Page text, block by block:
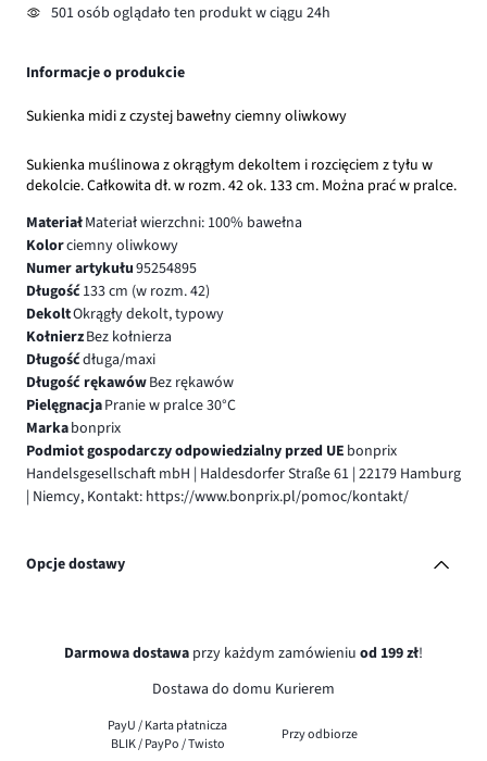
501 osób oglądało ten produkt w ciągu 24h
Informacje o produkcie
Sukienka midi z czystej bawełny ciemny oliwkowy
Sukienka muślinowa z okrągłym dekoltem i rozcięciem z tyłu w
dekolcie. Całkowita dł. w rozm. 42 ok. 133 cm. Można prać w pralce.
MateriałMateriał wierzchni: 100% bawełna
Kolorciemny oliwkowy
Numer artykułu95254895
Długość133 cm (w rozm. 42)
DekoltOkrągły dekolt, typowy
KołnierzBez kołnierza
Długośćdługa/maxi
Długość rękawówBez rękawów
PielęgnacjaPranie w pralce 30°C
Markabonprix
Podmiot gospodarczy odpowiedzialny przed UE bonprix
Handelsgesellschaft mbH | Haldesdorfer Straße 61 | 22179 Hamburg
| Niemcy, Kontakt: https://www.bonprix.pl/pomoc/kontakt/
Opcje dostawy
Darmowa dostawa przy każdym zamówieniu od 199 zł!
Dostawa do domu Kurierem
PayU / Karta płatnicza
BLIK / PayPo / Twisto
Przy odbiorze